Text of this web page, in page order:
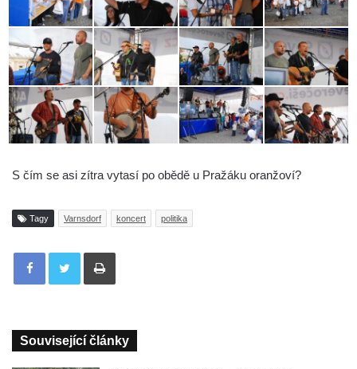
S čím se asi zítra vytasí po obědě u Pražáku oranžoví?
Tagy Varnsdorf koncert politika
Tisknout
Související články